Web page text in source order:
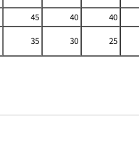
45 40 40
35 30 25